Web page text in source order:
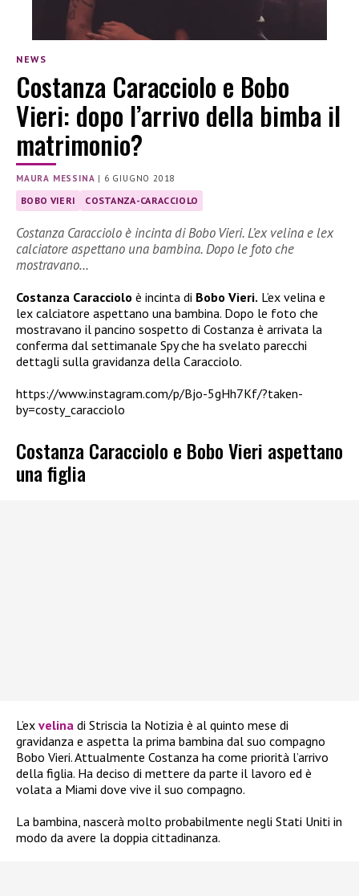
NEWS
Costanza Caracciolo e Bobo
Vieri: dopo l’arrivo della bimba il
matrimonio?
MAURA MESSINA | 6 GIUGNO 2018
BOBO VIERI COSTANZA-CARACCIOLO
Costanza Caracciolo è incinta di Bobo Vieri. L’ex velina e lex
calciatore aspettano una bambina. Dopo le foto che
mostravano…
Costanza Caracciolo è incinta di Bobo Vieri. L’ex velina e
lex calciatore aspettano una bambina. Dopo le foto che
mostravano il pancino sospetto di Costanza è arrivata la
conferma dal settimanale Spy che ha svelato parecchi
dettagli sulla gravidanza della Caracciolo.
https://www.instagram.com/p/Bjo-5gHh7Kf/?taken-
by=costy_caracciolo
Costanza Caracciolo e Bobo Vieri aspettano
una figlia
L’ex velina di Striscia la Notizia è al quinto mese di
gravidanza e aspetta la prima bambina dal suo compagno
Bobo Vieri. Attualmente Costanza ha come priorità l’arrivo
della figlia. Ha deciso di mettere da parte il lavoro ed è
volata a Miami dove vive il suo compagno.
La bambina, nascerà molto probabilmente negli Stati Uniti in
modo da avere la doppia cittadinanza.